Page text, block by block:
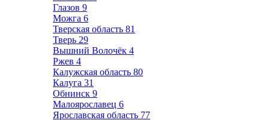
Глазов 9
Можга 6
Тверская область 81
Тверь 29
Вышний Волочёк 4
Ржев 4
Калужская область 80
Калуга 31
Обнинск 9
Малоярославец 6
Ярославская область 77